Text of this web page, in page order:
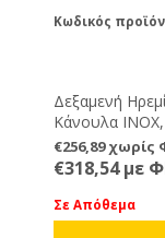
Κωδικός
Δεξαμενή
Κάνουλα
€256,89 χωρίς
€318,54 με
Σε Απόθεμα